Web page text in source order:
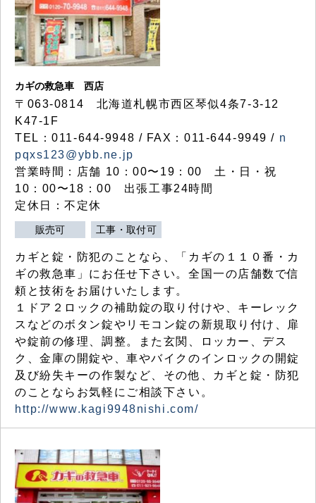
カギの救急車 西店
〒063-0814 北海道札幌市西区琴似4条7-3-12
K47-1F
TEL：011-644-9948 / FAX：011-644-9949 / n
pqxs123@ybb.ne.jp
営業時間：店舗 10：00〜19：00 土・日・祝
10：00〜18：00 出張工事24時間
定休日：不定休
販売可 工事・取付可
カギと錠・防犯のことなら、「カギの１１０番・カ
ギの救急車」にお任せ下さい。全国一の店舗数で信
頼と技術をお届けいたします。
１ドア２ロックの補助錠の取り付けや、キーレック
スなどのボタン錠やリモコン錠の新規取り付け、扉
や錠前の修理、調整。また玄関、ロッカー、デス
ク、金庫の開錠や、車やバイクのインロックの開錠
及び紛失キーの作製など、その他、カギと錠・防犯
のことならお気軽にご相談下さい。
http://www.kagi9948nishi.com/